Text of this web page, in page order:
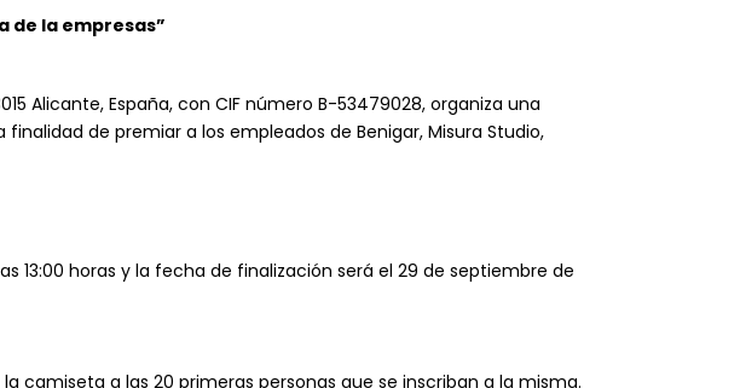
de la empresas”
Alicante, España, con CIF número B-53479028, organiza una
de premiar a los empleados de Benigar, Misura Studio,
13:00 horas y la fecha de finalización será el 29 de septiembre de
camiseta a las 20 primeras personas que se inscriban a la misma.